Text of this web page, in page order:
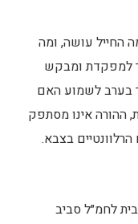
החייל עושה, ומה
למפקדת ומבקש
בערב לשמוע האם
ההורה אינו מסתפק
בצבא.
לחמ״ל סביב